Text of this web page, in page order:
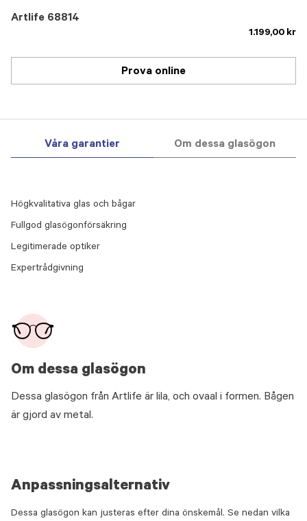
Artlife 68814
1.199,00 kr
Prova online
Våra garantier Om dessa glasögon
Om dessa glasögon
Dessa glasögon från Artlife är lila, och ovaal i formen. Bågen
är gjord av metal.
Högkvalitativa glas och bågar
Fullgod glasögonförsäkring
Legitimerade optiker
Expertrådgivning
Anpassningsalternativ
Dessa glasögon kan justeras efter dina önskemål. Se nedan vilka